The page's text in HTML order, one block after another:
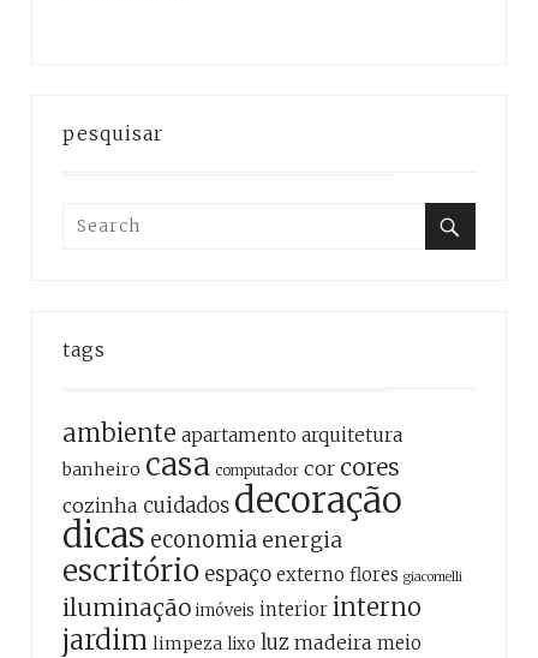
pesquisar
Search
tags
ambiente apartamento arquitetura
banheiro casa computador cor cores
cozinha cuidados decoração
dicas economia energia
escritório espaço externo flores giacomelli
iluminação imóveis interior interno
jardim limpeza lixo luz madeira meio